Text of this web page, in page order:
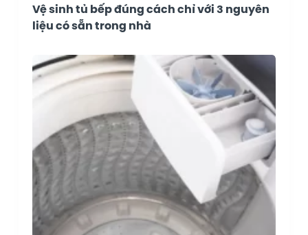
Vệ sinh tủ bếp đúng cách chỉ với 3 nguyên
liệu có sẵn trong nhà